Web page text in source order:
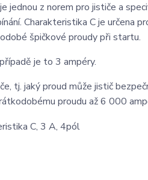
jednou z norem pro jističe a
Charakteristika C je určena
špičkové proudy při startu.
je to 3 ampéry.
tj. jaký proud může jistič
proudu až 6 000